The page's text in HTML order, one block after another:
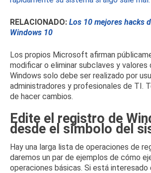
RELACIONADO: Los 10 mejores hacks
Windows 10
Los propios Microsoft afirman
modificar o eliminar subclaves y
Windows solo debe ser realizado por
administradores y profesionales de TI.
de hacer cambios.
Edite el registro de
desde el símbolo del
Hay una larga lista de operaciones de
daremos un par de ejemplos de cómo
operaciones básicas. Si está interesado